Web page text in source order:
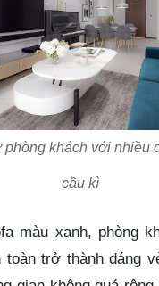
phòng khách với nhiều
cầu kì
màu xanh, phòng
toàn trở thành dáng